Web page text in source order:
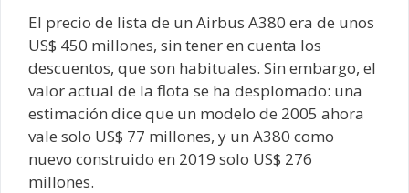
El precio de lista de un Airbus A380 era de unos
US$ 450 millones, sin tener en cuenta los
descuentos, que son habituales. Sin embargo, el
valor actual de la flota se ha desplomado: una
estimación dice que un modelo de 2005 ahora
vale solo US$ 77 millones, y un A380 como
nuevo construido en 2019 solo US$ 276
millones.